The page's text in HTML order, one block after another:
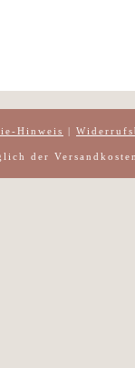
Hinweis |
der